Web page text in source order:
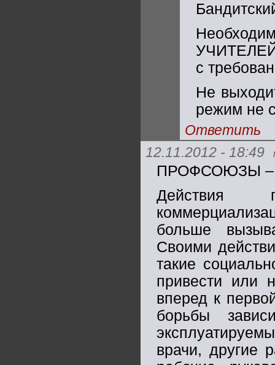
УЧИТЕЛЕЙ
с
Не
режим не
Ответить
12.11.2012 - 18:49
ПРОФСОЮЗЫ
Действия
больше
Своими
такие
привести или
вперед к
борьбы
врачи, другие